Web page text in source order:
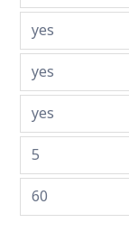
yes
yes
yes
5
60